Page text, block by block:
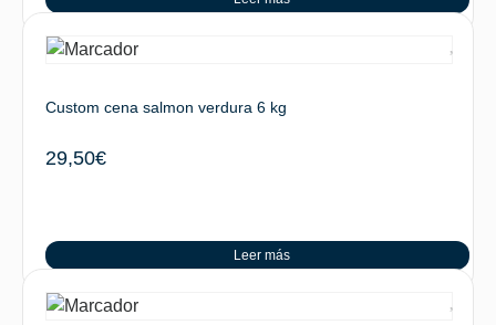
Custom cena salmon verdura 6 kg
29,50€
Leer más